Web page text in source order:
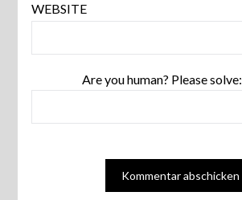
WEBSITE
Are you human? Please solve: